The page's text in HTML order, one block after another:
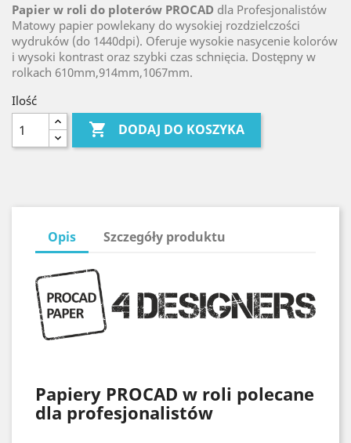
Papier w roli do ploterów PROCAD dla Profesjonalistów
Matowy papier powlekany do wysokiej rozdzielczości
wydruków (do 1440dpi). Oferuje wysokie nasycenie kolorów
i wysoki kontrast oraz szybki czas schnięcia. Dostępny w
rolkach 610mm,914mm,1067mm.
Ilość
 DODAJ DO KOSZYKA
Opis Szczegóły produktu
Papiery PROCAD w roli polecane
dla profesjonalistów